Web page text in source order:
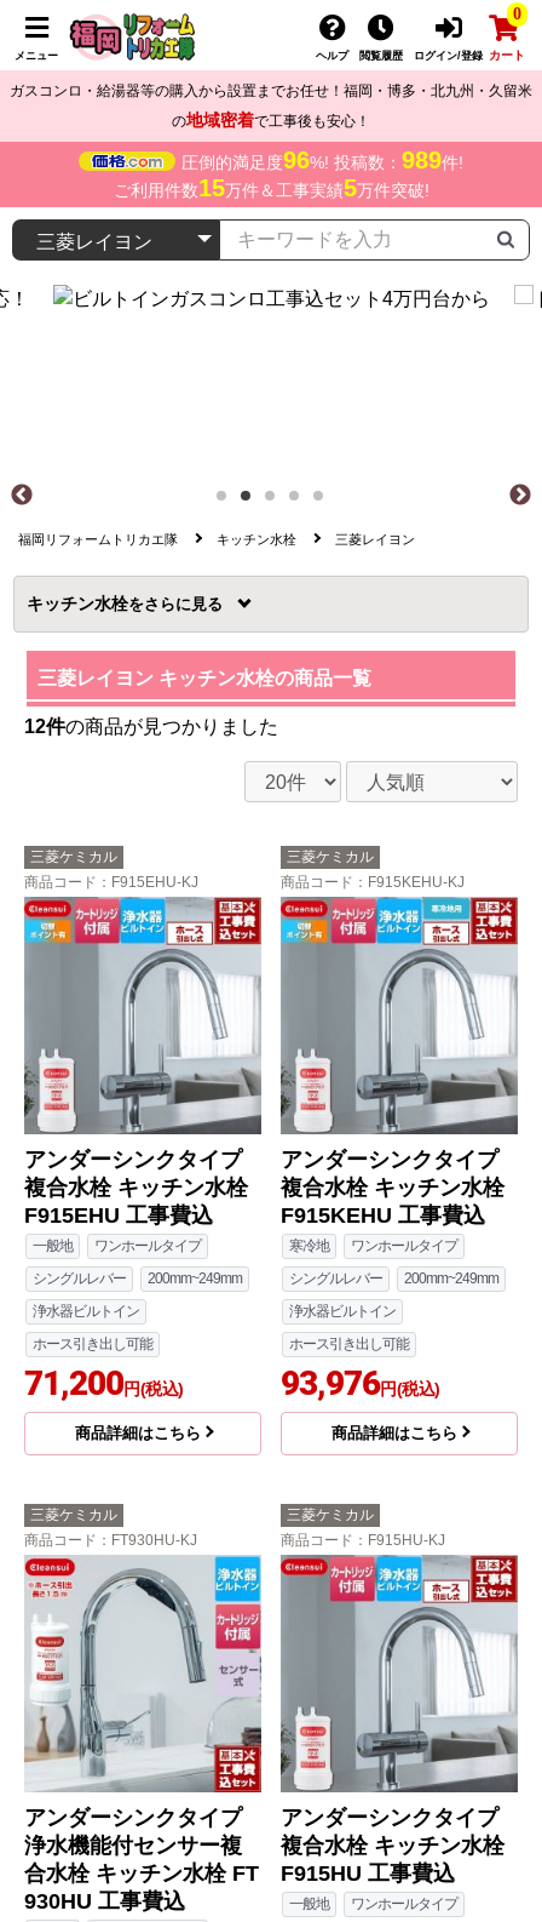
メニュー ヘルプ 閲覧履歴 ログイン/登録
0
カート
ガスコンロ・給湯器等の購入から設置までお任せ！福岡・博多・北九州・久留米
の地域密着で工事後も安心！
圧倒的満足度96%! 投稿数： 989件!
ご利用件数15万件＆工事実績5万件突破!
福岡リフォームトリカエ隊 キッチン水栓 三菱レイヨン
キッチン水栓を
三菱レイヨン キッチン水栓の商品一覧
12件の商品が見つかりました
三菱ケミカル
商品コード ：F915EHU-KJ
アンダーシンクタイプ
複合水栓 キッチン水栓
F915EHU 工事費込
一般地
ワンホールタイプ
シングルレバー
200mm~249mm
浄水器ビルトイン
ホース引き出し可能
71,200円(税込)
商品詳細はこちら
三菱ケミカル
商品コード ：F915KEHU-KJ
アンダーシンクタイプ
複合水栓 キッチン水栓
F915KEHU 工事費込
寒冷地
ワンホールタイプ
シングルレバー
200mm~249mm
浄水器ビルトイン
ホース引き出し可能
93,976円(税込)
商品詳細はこちら
三菱ケミカル
商品コード ：FT930HU-KJ
アンダーシンクタイプ
浄水機能付センサー複
合水栓 キッチン水栓 FT
930HU 工事費込
三菱ケミカル
商品コード ：F915HU-KJ
アンダーシンクタイプ
複合水栓 キッチン水栓
F915HU 工事費込
一般地
ワンホールタイプ